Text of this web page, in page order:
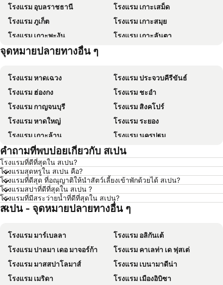
โรงแรม อุบลราชธานี
โรงแรม เกาะเสม็ด
โรงแรม ภูเก็ต
โรงแรม เกาะสมุย
โรงแรม เกาะพะงัน
โรงแรม เกาะลันตา
โรงแรม เกาะหลีเป๊ะ
จุดหมายปลายทางอื่น ๆ
โรงแรม หาดเฉวง
โรงแรม ประจวบคีรีขันธ์
โรงแรม ฮ่องกง
โรงแรม ชะอำ
โรงแรม กาญจนบุรี
โรงแรม สิงคโปร์
โรงแรม หาดใหญ่
โรงแรม ระยอง
โรงแรม เกาะล้าน
โรงแรม นครปฐม
โรงแรม นครราชสีมา
โรงแรม ซินยี่
โรงแรม เขาหลัก
โรงแรม อุดรธานี
โรงแรม ศรีราชา
โรงแรม กระบี่
โรงแรม นครนายก
โรงแรม นครพนม
โรงแรม ฮ่องกง
โรงแรม เกาะเต่า
โรงแรม มัลดีฟส์
โรงแรม ภาคตะวันออกเฉียงเหนือ
โรงแรม มาเก๊า
โรงแรม บาหลี
โรงแรม เกาะลังกาวี
โรงแรม ปีนัง
โรงแรม บาห์เรน
คำถามที่พบบ่อยเกี่ยวกับ สเปน
โรงแรมที่ดีที่สุดใน สเปน?
โรงแรมสุดหรูใน สเปน คือ?
โรงแรมที่ดีสุด ที่อณุญาติให้นำสัตว์เลี้ยงเข้าพักด้วยได้ สเปน?
โรงแรมสปาที่ดีที่สุดใน สเปน ?
โรงแรมที่มีสระว่ายน้ำที่ดีที่สุดใน สเปน?
สเปน - จุดหมายปลายทางอื่น ๆ
โรงแรม มาร์เบลลา
โรงแรม อลิกันเต้
โรงแรม ปาลมา เดอ มาจอร์ก้า
โรงแรม คาเลท่า เด ฟุสเต่
โรงแรม มาสสปาโลมาส์
โรงแรม เบนามาดีน่า
โรงแรม เมริดา
โรงแรม เมืองอิบิซา